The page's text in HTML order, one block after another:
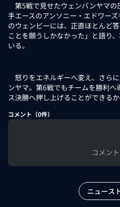
第5戦で見せたウェンバンヤマの
手エースのアンソニー・エドワー
のウェンビーには、正直ほとんど
ことを願うしかなかった」と語り
いる。
怒りをエネルギーへ変え、さら
ンヤマ。第6戦でもチームを勝利
ス決勝へ押し上げることができるか
コメント（0件）
コメント
ニュース